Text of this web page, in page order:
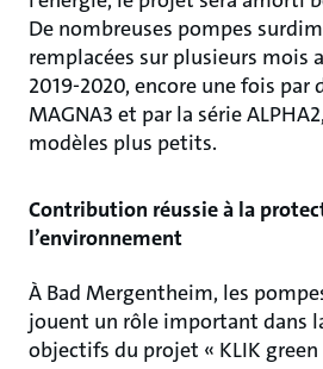
De nombreuses pompes
remplacées sur plusieurs mois
2019-2020, encore une fois par
MAGNA3 et par la série
modèles plus petits.
Contribution réussie à la
l’environnement
À Bad Mergentheim, les
jouent un rôle important dans
objectifs du projet « KLIK green